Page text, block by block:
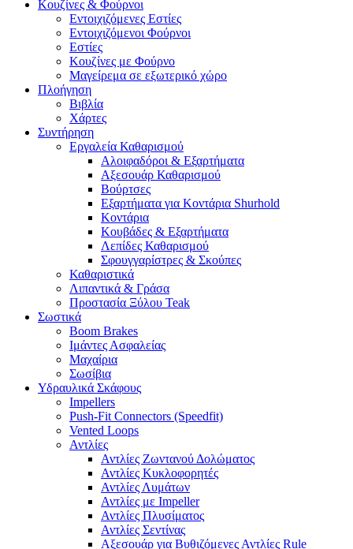
Κουζίνες & Φούρνοι
Εντοιχιζόμενες Εστίες
Εντοιχιζόμενοι Φούρνοι
Εστίες
Κουζίνες με Φούρνο
Μαγείρεμα σε εξωτερικό χώρο
Πλοήγηση
Βιβλία
Χάρτες
Συντήρηση
Εργαλεία Καθαρισμού
Αλοιφαδόροι & Εξαρτήματα
Αξεσουάρ Καθαρισμού
Βούρτσες
Εξαρτήματα για Κοντάρια Shurhold
Κοντάρια
Κουβάδες & Εξαρτήματα
Λεπίδες Καθαρισμού
Σφουγγαρίστρες & Σκούπες
Καθαριστικά
Λιπαντικά & Γράσα
Προστασία Ξύλου Teak
Σωστικά
Boom Brakes
Ιμάντες Ασφαλείας
Μαχαίρια
Σωσίβια
Υδραυλικά Σκάφους
Impellers
Push-Fit Connectors (Speedfit)
Vented Loops
Αντλίες
Αντλίες Ζωντανού Δολώματος
Αντλίες Κυκλοφορητές
Αντλίες Λυμάτων
Αντλίες με Impeller
Αντλίες Πλυσίματος
Αντλίες Σεντίνας
Αξεσουάρ για Βυθιζόμενες Αντλίες Rule